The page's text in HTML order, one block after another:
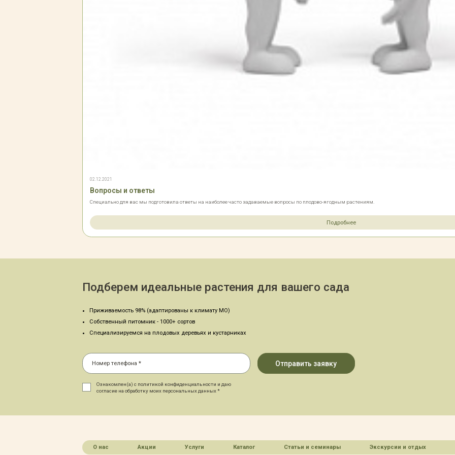
02.12.2021
Вопросы и ответы
Специально для вас мы подготовила ответы на наиболее часто задаваемые вопросы по плодово-ягодным растениям.
Подробнее
Подберем идеальные растения для вашего сада
Приживаемость 98% (адаптированы к климату МО)
Собственный питомник - 1000+ сортов
Специализируемся на плодовых деревьях и кустарниках
Ознакомлен(а) с политикой конфиденциальности и даю
согласие на обработку моих персональных данных *
О нас Акции Услуги Каталог Статьи и семинары Экскурсии и отдых